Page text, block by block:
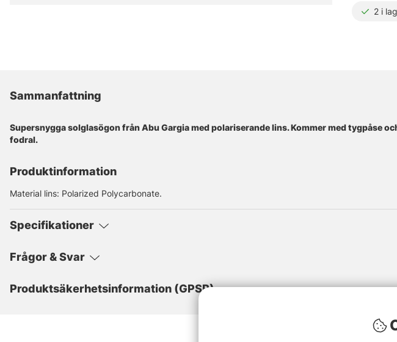
2 i
Sammanfattning
Supersnygga solglasögon från Abu Gargia med polariserande lins. Kommer med tygpåse
fodral.
Produktinformation
Material lins: Polarized Polycarbonate.
Specifikationer
Frågor & Svar
Produktsäkerhetsinformation (GPSR)